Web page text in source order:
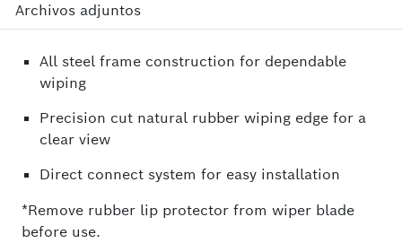
Archivos adjuntos
All steel frame construction for dependable
wiping
Precision cut natural rubber wiping edge for a
clear view
Direct connect system for easy installation
*Remove rubber lip protector from wiper blade
before use.